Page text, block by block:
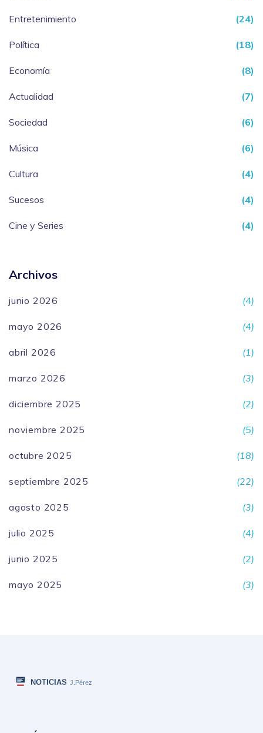
Entretenimiento (24)
Política (18)
Economía (8)
Actualidad (7)
Sociedad (6)
Música (6)
Cultura (4)
Sucesos (4)
Cine y Series (4)
Archivos
junio 2026 (4)
mayo 2026 (4)
abril 2026 (1)
marzo 2026 (3)
diciembre 2025 (2)
noviembre 2025 (5)
octubre 2025 (18)
septiembre 2025 (22)
agosto 2025 (3)
julio 2025 (4)
junio 2025 (2)
mayo 2025 (3)